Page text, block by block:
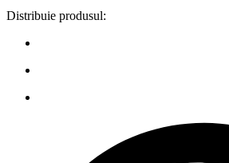
Distribuie produsul: